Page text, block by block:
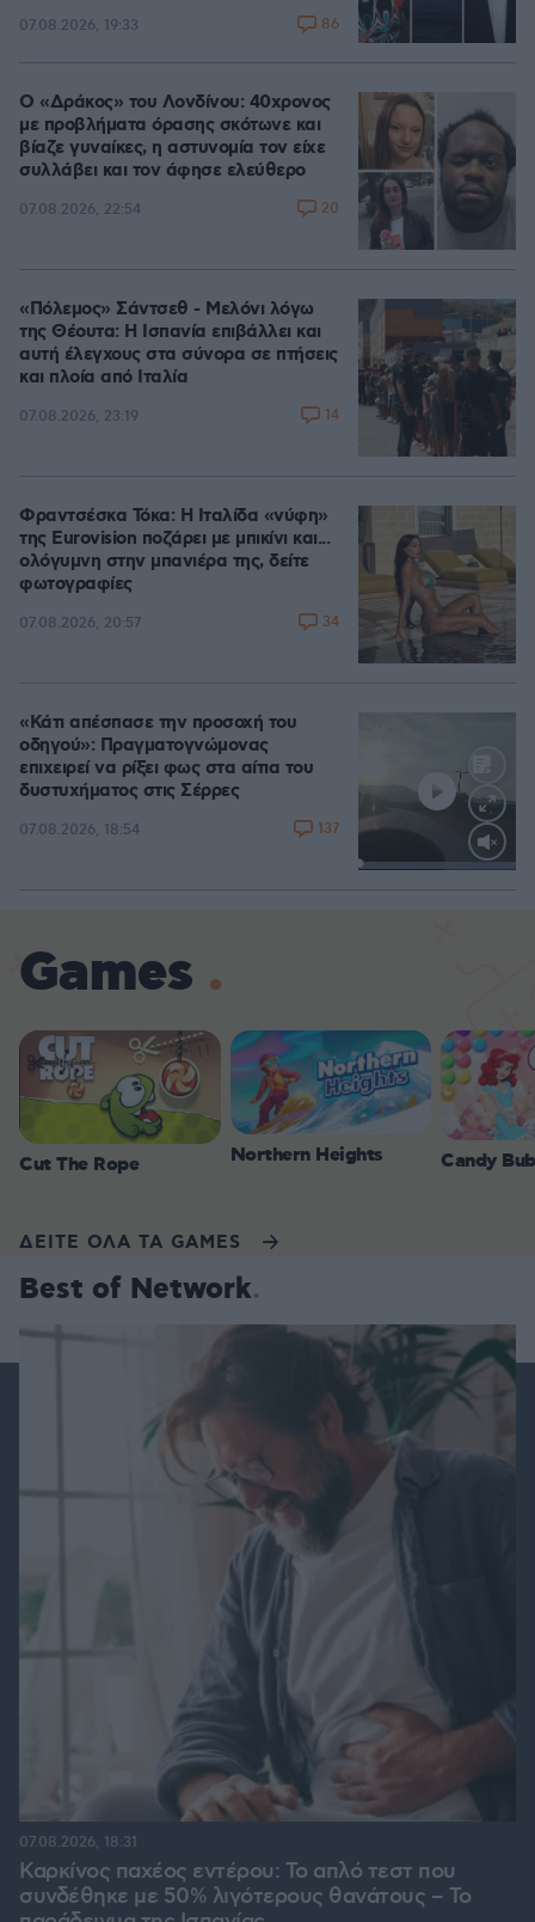
07.08.2026, 19:33 86
Ο «Δράκος» του Λονδίνου: 40χρονος
με προβλήματα όρασης σκότωνε και
βίαζε γυναίκες, η αστυνομία τον είχε
συλλάβει και τον άφησε ελεύθερο
07.08.2026, 22:54 20
«Πόλεμος» Σάντσεθ - Μελόνι λόγω
της Θέουτα: Η Ισπανία επιβάλλει και
αυτή έλεγχους στα σύνορα σε πτήσεις
και πλοία από Ιταλία
07.08.2026, 23:19 14
Φραντσέσκα Τόκα: Η Ιταλίδα «νύφη»
της Eurovision ποζάρει με μπικίνι και...
ολόγυμνη στην μπανιέρα της, δείτε
φωτογραφίες
07.08.2026, 20:57 34
Loaded:
«Κάτι απέσπασε την προσοχή του
οδηγού»: Πραγματογνώμονας
επιχειρεί να ρίξει φως στα αίτια του
δυστυχήματος στις Σέρρες
07.08.2026, 18:54 137
Games
Cut The Rope Northern Heights Candy
ΔΕΙΤΕ ΟΛΑ ΤΑ GAMES
Best of Network
Καρκίνος παχέος εντέρου: Το απλό τεστ που
συνδέθηκε με 50% λιγότερους θανάτους – Το
07.08.2026, 18:31